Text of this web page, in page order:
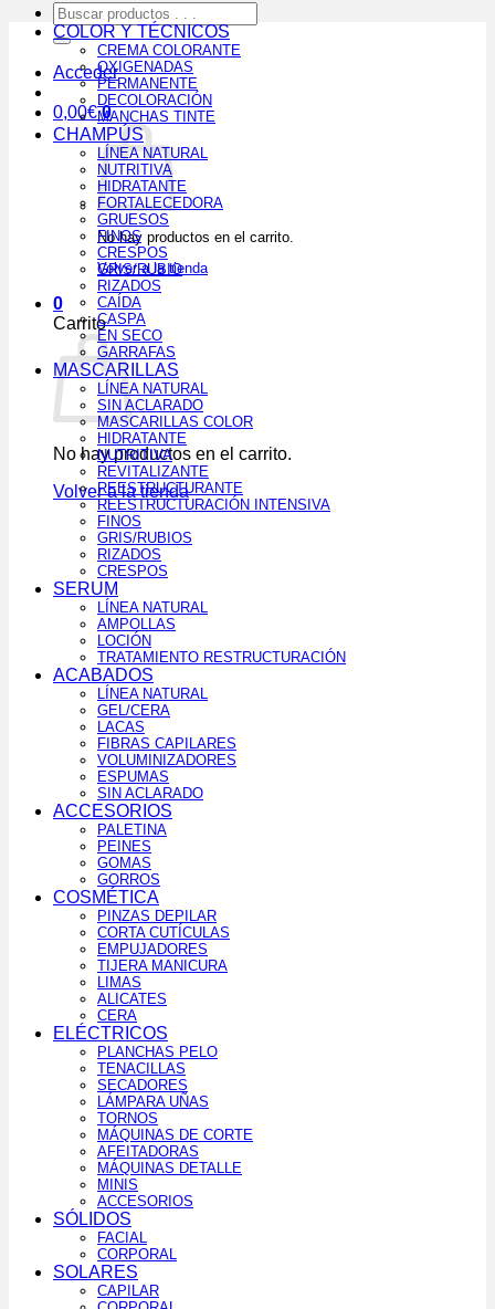
Buscar
por:
Acceder
0,00€ 0
No hay productos en el carrito.
Volver a la tienda
0
Carrito
No hay productos en el carrito.
Volver a la tienda
COLOR Y TÉCNICOS
CREMA COLORANTE
OXIGENADAS
PERMANENTE
DECOLORACIÓN
MANCHAS TINTE
CHAMPÚS
LÍNEA NATURAL
NUTRITIVA
HIDRATANTE
FORTALECEDORA
GRUESOS
FINOS
CRESPOS
GRIS/RUBIO
RIZADOS
CAÍDA
CASPA
EN SECO
GARRAFAS
MASCARILLAS
LÍNEA NATURAL
SIN ACLARADO
MASCARILLAS COLOR
HIDRATANTE
NUTRITIVA
REVITALIZANTE
REESTRUCTURANTE
REESTRUCTURACIÓN INTENSIVA
FINOS
GRIS/RUBIOS
RIZADOS
CRESPOS
SERUM
LÍNEA NATURAL
AMPOLLAS
LOCIÓN
TRATAMIENTO RESTRUCTURACIÓN
ACABADOS
LÍNEA NATURAL
GEL/CERA
LACAS
FIBRAS CAPILARES
VOLUMINIZADORES
ESPUMAS
SIN ACLARADO
ACCESORIOS
PALETINA
PEINES
GOMAS
GORROS
COSMÉTICA
PINZAS DEPILAR
CORTA CUTÍCULAS
EMPUJADORES
TIJERA MANICURA
LIMAS
ALICATES
CERA
ELÉCTRICOS
PLANCHAS PELO
TENACILLAS
SECADORES
LÁMPARA UÑAS
TORNOS
MÁQUINAS DE CORTE
AFEITADORAS
MÁQUINAS DETALLE
MINIS
ACCESORIOS
SÓLIDOS
FACIAL
CORPORAL
SOLARES
CAPILAR